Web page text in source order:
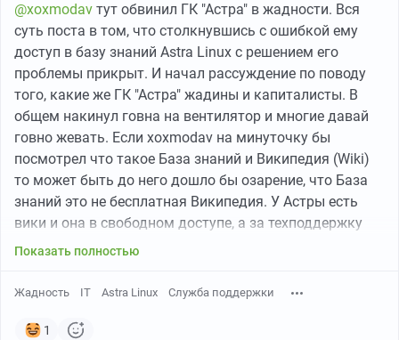
жалеют.
Посмотрел я какие санкции за это полагается. Ущерб
до 5000р карается штрафом от 300р до 500р.
Серьёзно? Тут наверное есть над чем задуматься
законодателям. Наказание должно быть
соозмеримым причиненому ущербу, а не стакан кофе.
Рассказал историю дочери. Она расстроилась. Ролик
покупали специально для сборов, которые проходили
в МОАС г. Кстово у ЗТР Сиротиной Е.С. Дочь спросила
зачем он это сделал. Я даже незнаю как ей объяснить
поведение этого..., да я даже не знаю как его
больно ребёнку. Она до сих пор не может понять
@xoxmodav тут обвинил ГК "Астра" в жадности. Вся
суть поста в том, что столкнувшись с ошибкой ему
доступ в базу знаний Astra Linux с решением его
проблемы прикрыт. И начал рассуждение по поводу
того, какие же ГК "Астра" жадины и капиталисты. В
общем накинул говна на вентилятор и многие давай
говно жевать. Если xoxmodav на минуточку бы
посмотрел что такое База знаний и Википедия (Wiki)
то может быть до него дошло бы озарение, что База
знаний это не бесплатная Википедия. У Астры есть
вики и она в свободном доступе, а за техподдержку
требуется платить. Ах да его условная "контора"
он остался у разбитого корыта. Сейчас ГК "Астра"
могут купить только компании и при покупке им
Показать полностью
Жадность IT Astra Linux Служба поддержки
1